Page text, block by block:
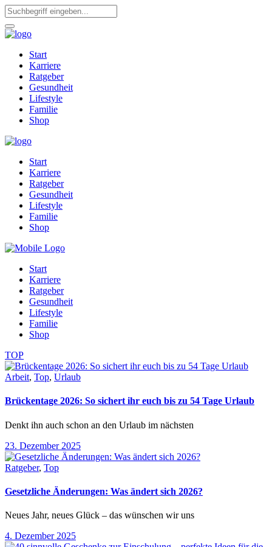
Start
Karriere
Ratgeber
Gesundheit
Lifestyle
Familie
Shop
Start
Karriere
Ratgeber
Gesundheit
Lifestyle
Familie
Shop
Start
Karriere
Ratgeber
Gesundheit
Lifestyle
Familie
Shop
TOP
Arbeit, Top, Urlaub
Brückentage 2026: So sichert ihr euch bis zu 54 Tage Urlaub
Denkt ihn auch schon an den Urlaub im nächsten
23. Dezember 2025
Ratgeber, Top
Gesetzliche Änderungen: Was ändert sich 2026?
Neues Jahr, neues Glück – das wünschen wir uns
4. Dezember 2025